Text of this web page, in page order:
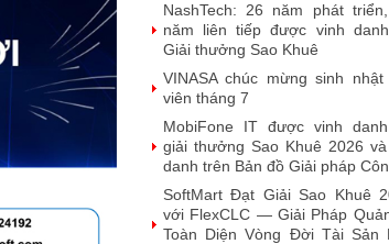
NashTech: 26 năm phát
năm liên tiếp được vinh
Giải thưởng Sao Khuê
VINASA chúc mừng sinh nhật
viên tháng 7
MobiFone IT được vinh
giải thưởng Sao Khuê 2026
danh trên Bản đồ Giải pháp
SoftMart Đạt Giải Sao Khuê
với FlexCLC — Giải Pháp
Toàn Diện Vòng Đời Tài Sản